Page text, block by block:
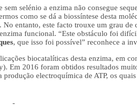
selénio a enzima não consegue
como se dá a biossíntese desta
. No entanto, este facto trouxe um grau de
funcional. “Este obstáculo foi
, que isso foi possível” reconhece a
biocatalíticas desta enzima, em
Em 2016 foram obtidos resultados
electroquímica de ATP, os